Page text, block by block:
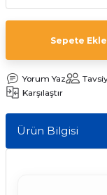
Sepete Ekle
Yorum Yaz
Karşılaştır
Ürün Bilgisi